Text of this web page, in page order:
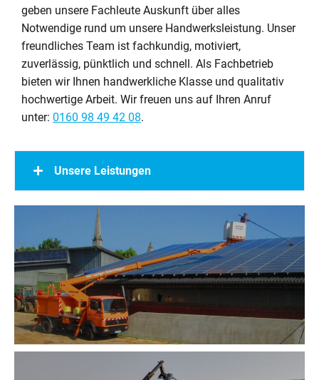
geben unsere Fachleute Auskunft über alles
Notwendige rund um unsere Handwerksleistung. Unser
freundliches Team ist fachkundig, motiviert,
zuverlässig, pünktlich und schnell. Als Fachbetrieb
bieten wir Ihnen handwerkliche Klasse und qualitativ
hochwertige Arbeit. Wir freuen uns auf Ihren Anruf
unter: 0160 98 49 42 08.
Unsere Leistungen